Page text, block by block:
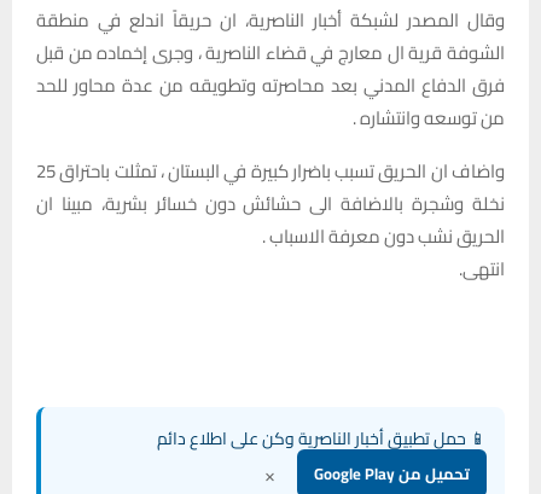
وقال المصدر لشبكة أخبار الناصرية، ان حريقاً اندلع في منطقة
الشوفة قرية ال معارج في قضاء الناصرية ، وجرى إخماده من قبل
فرق الدفاع المدني بعد محاصرته وتطويقه من عدة محاور للحد
من توسعه وانتشاره .
واضاف ان الحريق تسبب باضرار كبيرة في البستان ، تمثلت باحتراق 25
نخلة وشجرة بالاضافة الى حشائش دون خسائر بشرية، مبينا ان
الحريق نشب دون معرفة الاسباب .
انتهى.
📱 حمل تطبيق أخبار الناصرية وكن على اطلاع دائم
تحميل من Google Play ×